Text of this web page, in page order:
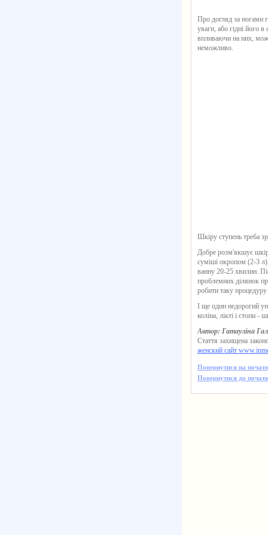
Про догляд за ногами
уваги, або гідні його
впливаючи на них,
неможливо.
Шкіру ступень треба
Добре розм'якшує
суміші окропом (2-3
ванну 20-25 хвилин.
проблемних ділянок
робити таку
І ще один недорогий
коліна, лікті і стопи -
Автор: Гатауліна
Стаття захищена
женский сайт
Повернутися на
Повернутися до